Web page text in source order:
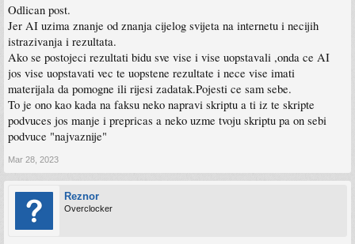
gledas da li radi i zasto ne. Ucenje metodom pokusaja i promasaja sa gotovim
rjesenjem nece nikad bit bolje od researcha. To je gore nego kopiranje rjesenja sa
stackoverflow-a.
Dodatno se namece problem akumuliranog znanja. Ako se masovno krenu koristiti
ChatGPT i slicni servisi i ljudi prestanu koristiti druge izvore i nacine
razmjenjivanja znanja, npr. StackOverflow i slicno. Odakle ce ChatGPT i slicni
servisi uciti? Iz neke dokumentacije koju nece niko citati a ocigledno ni pisati za
potrebe language modela? To nije nesto sto je vidljivo sad, ali taj problem ce biti
izrazen kroz 5-10-15 godina, kad ne budes mogao naci rjesenje za nista korisno
van LLM servisa. A bez izvora novog znanja, nema ni dobrog modela... Ako
zaglibili. Bukvalno pustamo najglupljim ljudima da treniraju model neceg sto treba
bit extra pametno
Odlican post.
Jer AI uzima znanje od znanja cijelog svijeta na internetu i necijih
istrazivanja i rezultata.
Ako se postojeci rezultati bidu sve vise i vise uopstavali ,onda ce AI
jos vise uopstavati vec te uopstene rezultate i nece vise imati
materijala da pomogne ili rijesi zadatak.Pojesti ce sam sebe.
To je ono kao kada na faksu neko napravi skriptu a ti iz te skripte
podvuces jos manje i prepricas a neko uzme tvoju skriptu pa on sebi
podvuce "najvaznije"
Mar 28, 2023
Reznor
Overclocker